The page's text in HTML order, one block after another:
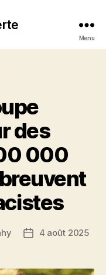
Menu
des
000
Date4 août 2025